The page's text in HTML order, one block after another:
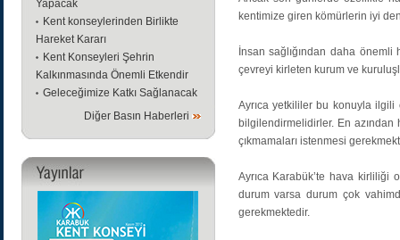
Yapacak
Kent konseylerinden Birlikte
Hareket Kararı
Kent Konseyleri Şehrin
Kalkınmasında Önemli Etkendir
Geleceğimize Katkı Sağlanacak
Diğer Basın Haberleri
kentimize giren kömürlerin iyi
İnsan sağlığından daha
çevreyi kirleten kurum ve
Ayrıca yetkililer bu konuyla ilgili
bilgilendirmelidirler. En azından
çıkmamaları istenmesi
Ayrıca Karabük’te hava
durum varsa durum çok
gerekmektedir.